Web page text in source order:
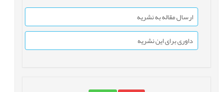
ارسال مقاله به نشریه
داوری برای این نشریه